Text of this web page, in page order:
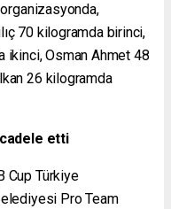
70 kilogramda birinci,
ikinci, Osman Ahmet 48
26 kilogramda
etti
Cup Türkiye
Pro Team